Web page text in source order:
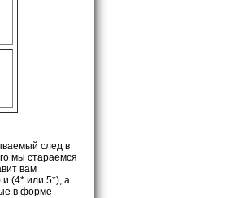
след в
мы стараемся
вам
и (4* или 5*), а
в форме